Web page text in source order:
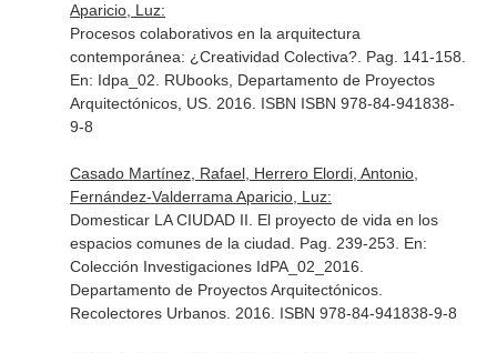
Aparicio, Luz:
Procesos colaborativos en la arquitectura
contemporánea: ¿Creatividad Colectiva?. Pag. 141-158.
En: Idpa_02 . RUbooks, Departamento de Proyectos
Arquitectónicos, US. 2016. ISBN ISBN 978-84-941838-
9-8
Casado Martínez, Rafael, Herrero Elordi, Antonio,
Fernández-Valderrama Aparicio, Luz:
Domesticar LA CIUDAD II. El proyecto de vida en los
espacios comunes de la ciudad. Pag. 239-253. En:
Colección Investigaciones IdPA_02_2016
Departamento de Proyectos Arquitectónicos.
Recolectores Urbanos. 2016. ISBN 978-84-941838-9-8